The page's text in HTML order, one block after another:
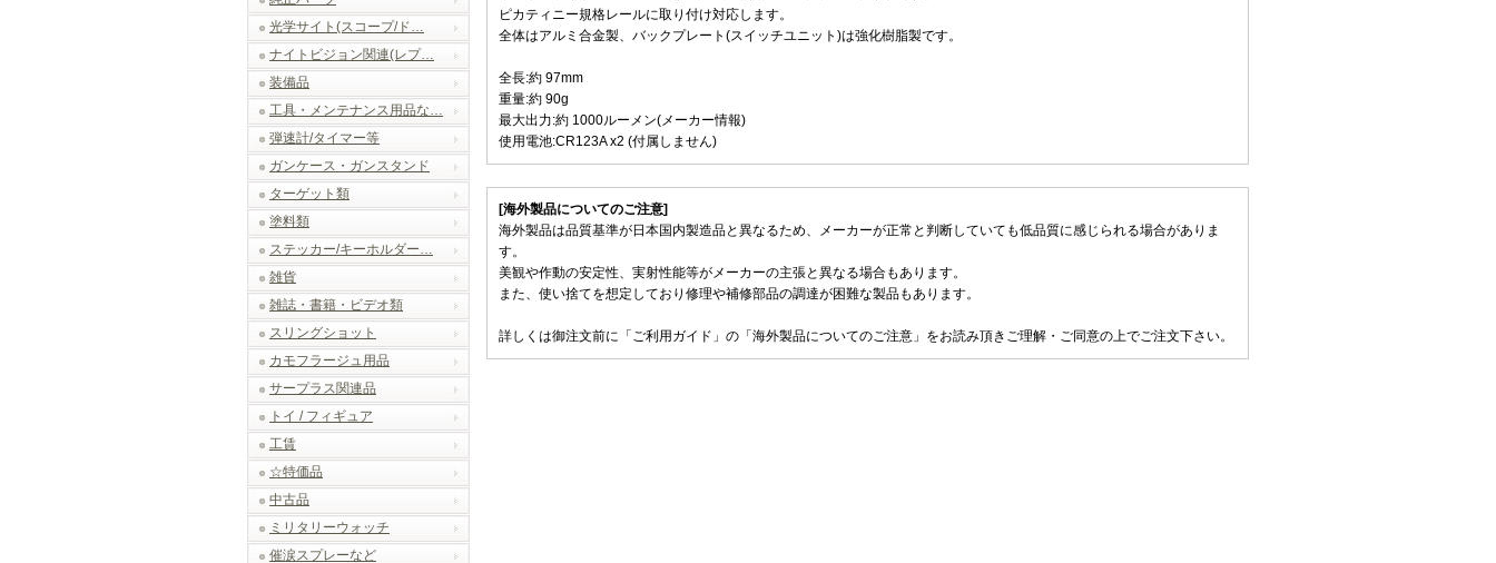
光学サイト(スコープ/ド…
ナイトビジョン関連(レプ…
装備品
工具・メンテナンス用品な…
弾速計/タイマー等
ガンケース・ガンスタンド
ターゲット類
塗料類
ステッカー/キーホルダー…
雑貨
雑誌・書籍・ビデオ類
スリングショット
カモフラージュ用品
サープラス関連品
トイ / フィギュア
工賃
☆特価品
中古品
ミリタリーウォッチ
催涙スプレーなど
ピカティニー規格レールに取り付け対応します。
全体はアルミ合金製、バックプレート(スイッチユニット)は強化樹脂製です。
全長:約 97mm
重量:約 90g
最大出力:約 1000ルーメン(メーカー情報)
使用電池:CR123A x2 (付属しません)
[海外製品についてのご注意]
海外製品は品質基準が日本国内製造品と異なるため、メーカーが正常と判断していても低品質に感じられる場合がありま
す。
美観や作動の安定性、実射性能等がメーカーの主張と異なる場合もあります。
また、使い捨てを想定しており修理や補修部品の調達が困難な製品もあります。
詳しくは御注文前に「ご利用ガイド」の「海外製品についてのご注意」をお読み頂きご理解・ご同意の上でご注文下さい。